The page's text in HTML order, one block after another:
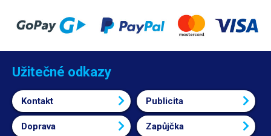
Užitečné odkazy
Kontakt Publicita
Doprava Zapůjčka